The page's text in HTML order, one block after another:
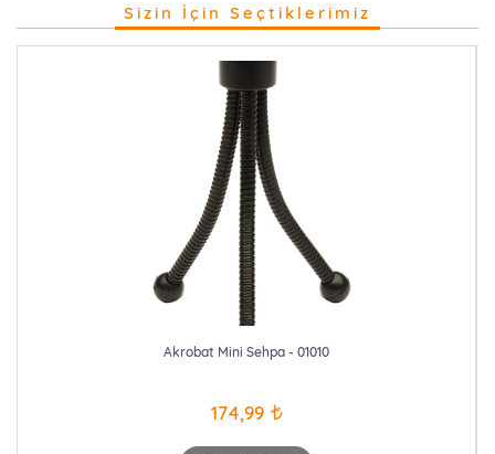
Sizin İçin Seçtiklerimiz
Akrobat Mini Sehpa - 01010
174,99